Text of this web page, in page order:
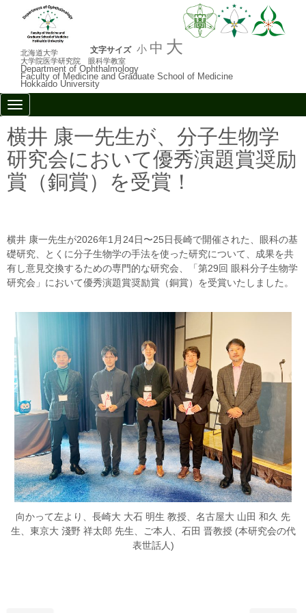
北海道大学
大学院医学研究院 眼科学教室
Department of Ophthalmology
Faculty of Medicine and Graduate School of Medicine
Hokkaido University
文字サイズ 小 中 大
N
a
v
i
g
a
t
i
o
横井 康一先生が、分子生物学
研究会において優秀演題賞奨励
賞（銅賞）を受賞！
横井 康一先生が2026年1月24日〜25日長崎で開催された、眼科の基
礎研究、とくに分子生物学の手法を使った研究について、成果を共
有し意見交換するための専門的な研究会、「第29回 眼科分子生物学
研究会」において優秀演題賞奨励賞（銅賞）を受賞いたしました。
向かって左より、長崎大 大石 明生 教授、名古屋大 山田 和久 先
生、東京大 淺野 祥太郎 先生、ご本人、石田 晋教授 (本研究会の代
表世話人)